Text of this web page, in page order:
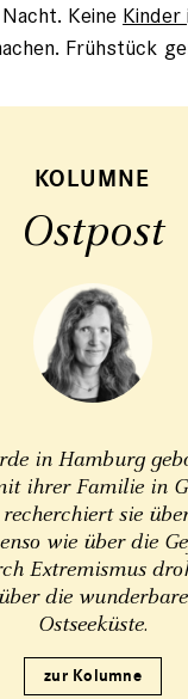
Keine Kinder
Frühstück
KOLUMNE
Ostpost
in Hamburg
ihrer Familie in
sie
wie über die
Extremismus
die
Ostseeküste.
zur Kolumne